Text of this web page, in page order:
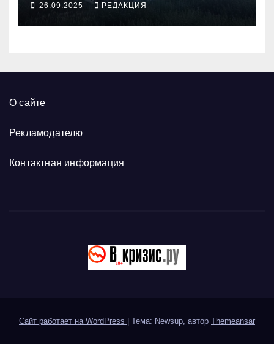
26.09.2025 РЕДАКЦИЯ
О сайте
Рекламодателю
Контактная информация
Сайт работает на WordPress Тема: Newsup, автор Themeansar